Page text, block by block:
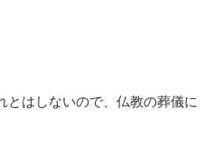
とはしないので、仏教の葬儀に